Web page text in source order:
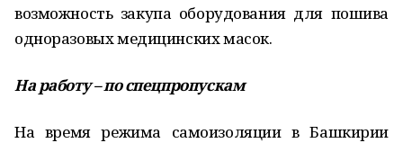
возможность закупа оборудования для пошива
одноразовых медицинских масок.
На работу – по спецпропускам
На время режима самоизоляции в Башкирии